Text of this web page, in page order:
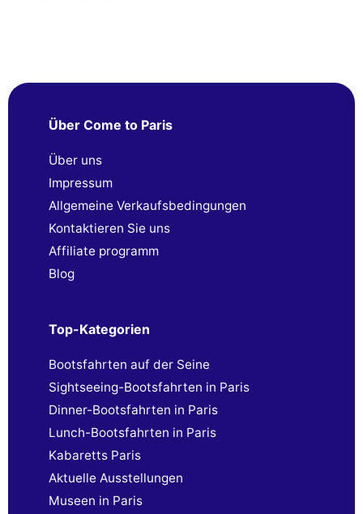
Über Come to Paris
Über uns
Impressum
Allgemeine Verkaufsbedingungen
Kontaktieren Sie uns
Affiliate programm
Blog
Top-Kategorien
Bootsfahrten auf der Seine
Sightseeing-Bootsfahrten in Paris
Dinner-Bootsfahrten in Paris
Lunch-Bootsfahrten in Paris
Kabaretts Paris
Aktuelle Ausstellungen
Museen in Paris